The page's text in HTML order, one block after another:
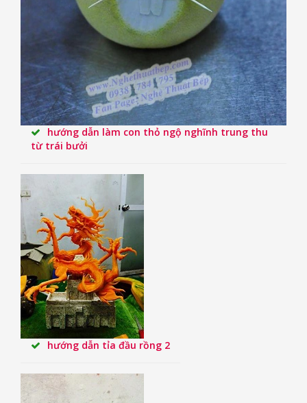
hướng dẫn làm con thỏ ngộ nghĩnh trung thu
từ trái bưởi
hướng dẫn tỉa đầu rồng 2